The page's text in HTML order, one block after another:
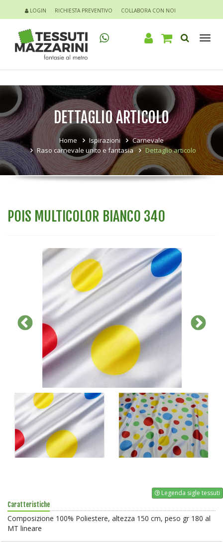
LOGIN RICHIESTA PREVENTIVO COLLABORA CON NOI
DETTAGLIO ARTICOLO
Home Ispirazioni
Carnevale
Raso carnevale unito e fantasia
Dettaglio articolo
POIS MULTICOLOR BIANCO 340
Legenda sigle tessuti
Caratteristiche
Composizione 100% Poliestere, altezza 150 cm, peso gr 180 al
MT lineare